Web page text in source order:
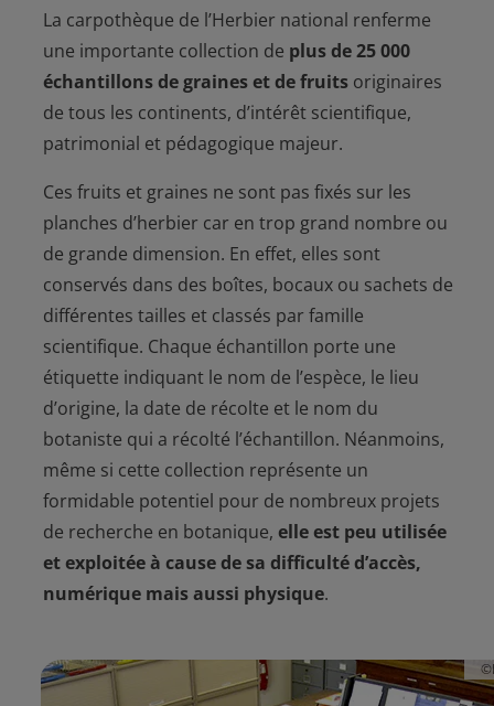
La carpothèque de l’Herbier national renferme
une importante collection de plus de 25 000
échantillons de graines et de fruits originaires
de tous les continents, d’intérêt scientifique,
patrimonial et pédagogique majeur.
Ces fruits et graines ne sont pas fixés sur les
planches d’herbier car en trop grand nombre ou
de grande dimension. En effet, elles sont
conservés dans des boîtes, bocaux ou sachets de
différentes tailles et classés par famille
scientifique. Chaque échantillon porte une
étiquette indiquant le nom de l’espèce, le lieu
d’origine, la date de récolte et le nom du
botaniste qui a récolté l’échantillon. Néanmoins,
même si cette collection représente un
formidable potentiel pour de nombreux projets
de recherche en botanique,elle est peu utilisée
et exploitée à cause de sa difficulté d’accès,
numérique mais aussi physique.